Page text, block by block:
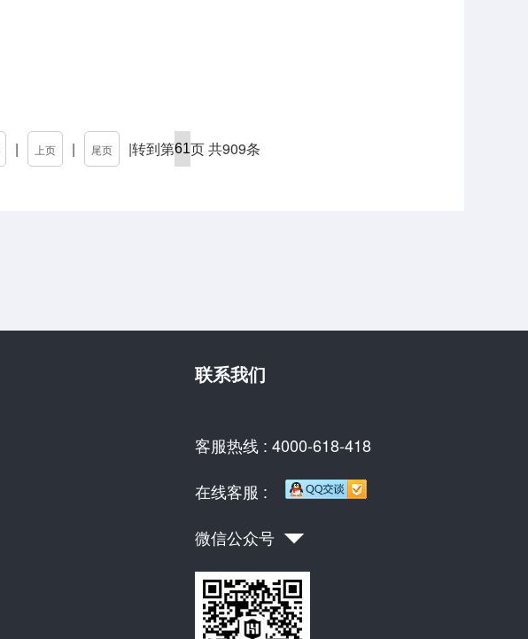
| 上页 | 尾页 |转到第 页 共909条
联系我们
客服热线 : 4000-618-418
在线客服 :
微信公众号